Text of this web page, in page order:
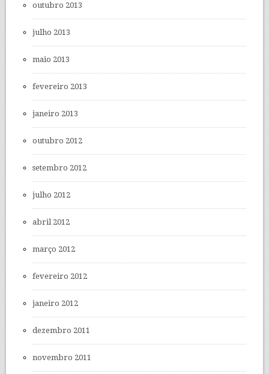
outubro 2013
julho 2013
maio 2013
fevereiro 2013
janeiro 2013
outubro 2012
setembro 2012
julho 2012
abril 2012
março 2012
fevereiro 2012
janeiro 2012
dezembro 2011
novembro 2011